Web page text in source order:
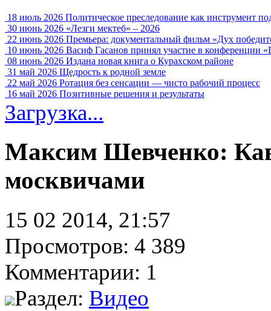
18 июль 2026 Политическое преследование как инструмент
30 июнь 2026 «Лезги мектеб» – 2026
22 июнь 2026 Премьера: документальный фильм «Дух
10 июнь 2026 Васиф Гасанов принял участие в конференции
08 июнь 2026 Издана новая книга о Курахском районе
31 май 2026 Щедрость к родной земле
22 май 2026 Ротация без сенсации — чисто рабочий процесс
16 май 2026 Позитивные решения и результаты
Загрузка...
Максим Шевченко:
москвичами
15 02 2014, 21:57
Просмотров: 4 389
Комментарии: 1
Раздел: Видео